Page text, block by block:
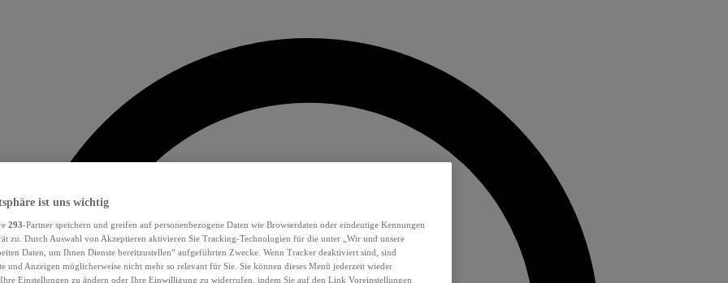
ist uns wichtig
293-Partner speichern und greifen auf personenbezogene Daten wie Browserdaten oder eindeutige Kennungen
zu. Durch Auswahl von Akzeptieren aktivieren Sie Tracking-Technologien für die unter „Wir und unsere
Daten, um Ihnen Dienste bereitzustellen“ aufgeführten Zwecke. Wenn Tracker deaktiviert sind, sind
und Anzeigen möglicherweise nicht mehr so relevant für Sie. Sie können dieses Menü jederzeit wieder
Einstellungen zu ändern oder Ihre Einwilligung zu widerrufen, indem Sie auf den Link Voreinstellungen